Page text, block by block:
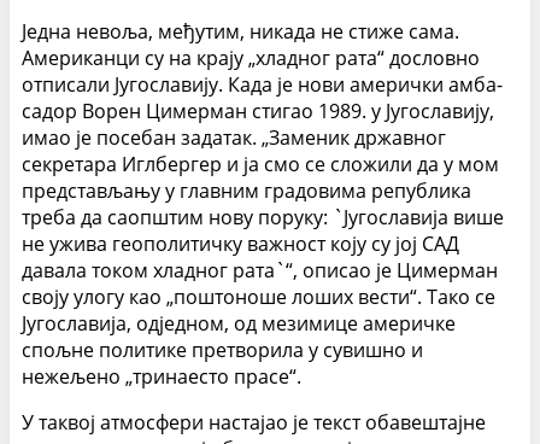
Једна невоља, међутим, никада не стиже сама.
Американци су на крају „хладног рата“ дословно
отписали Југославију. Када је нови амерички амба­
садор Ворен Цимерман стигао 1989. у Југославију,
имао је посебан задатак. „Заменик државног
секретара Иглбергер и ја смо се сложили да у мом
пред­стављању у главним градовима република
треба да саопштим нову поруку: `Југославија више
не ужива геополитичку важност коју су јој САД
давала током хладног рата`“, описао је Цимерман
своју улогу као „поштоноше лоших вести“. Тако се
Југославија, одједном, од мезимице америчке
спољне политике прет­ворила у сувишно и
нежељено „тринаесто прасе“.
У таквој атмосфери настајао је текст обавештајне